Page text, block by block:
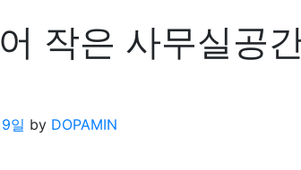
작은 사무실공
일 by DOPAMIN